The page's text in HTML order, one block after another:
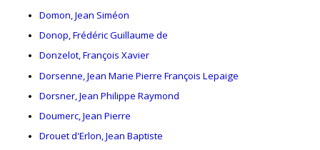
Domon, Jean Siméon
Donop, Frédéric Guillaume de
Donzelot, François Xavier
Dorsenne, Jean Marie Pierre François Lepaige
Dorsner, Jean Philippe Raymond
Doumerc, Jean Pierre
Drouet d'Erlon, Jean Baptiste